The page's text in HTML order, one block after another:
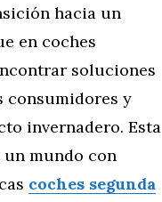
hacia un
en coches
soluciones
consumidores y
invernadero. Esta
mundo con
coches segunda